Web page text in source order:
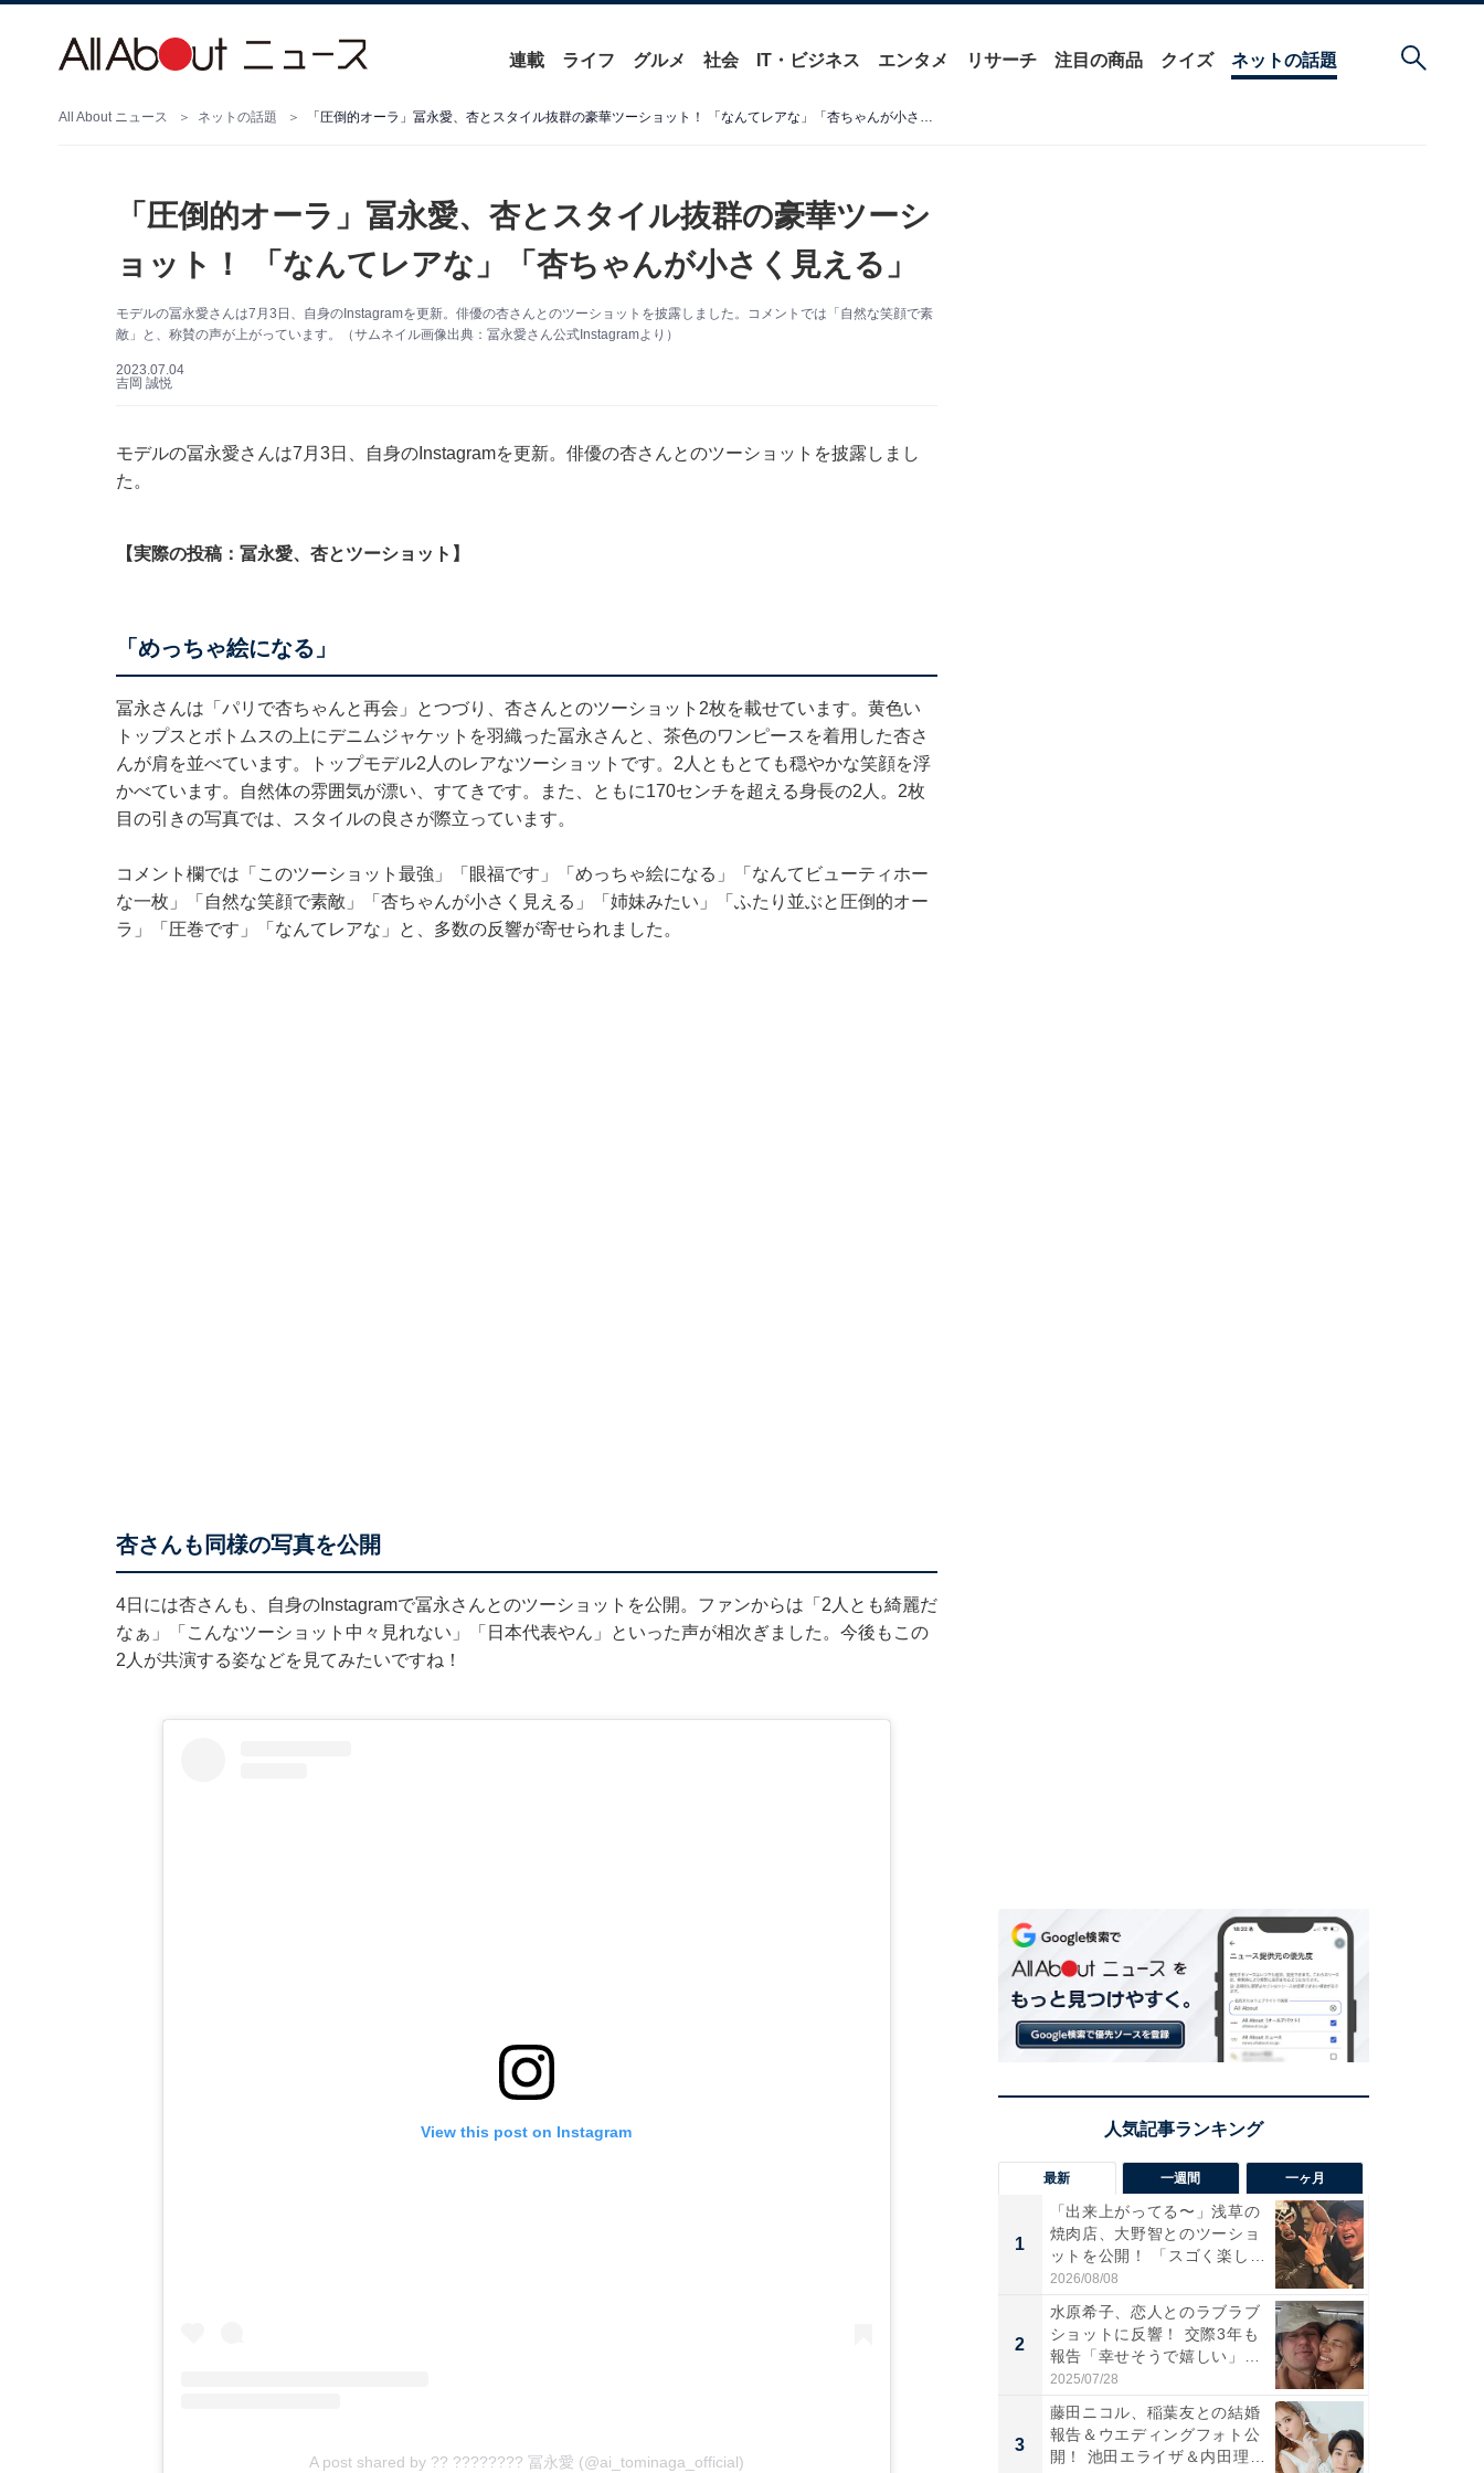
連載 ライフ グルメ 社会 IT・ビジネス エンタメ リサーチ 注目の商品 クイズ ネットの話題
All About ニュース ネットの話題 「圧倒的オーラ」冨永愛、杏とスタイル抜群の豪華ツーショット！ 「なんてレアな」「杏ちゃんが小さく見える」
「圧倒的オーラ」冨永愛、杏とスタイル抜群の豪華ツーシ
ョット！ 「なんてレアな」「杏ちゃんが小さく見える」
モデルの冨永愛さんは7月3日、自身のInstagramを更新。俳優の杏さんとのツーショットを披露しました。コメントでは「自然な笑顔で素
敵」と、称賛の声が上がっています。（サムネイル画像出典：冨永愛さん公式Instagramより）
2023.07.04
吉岡 誠悦
モデルの冨永愛さんは7月3日、自身のInstagramを更新。俳優の杏さんとのツーショットを披露しまし
た。
【実際の投稿：冨永愛、杏とツーショット】
「めっちゃ絵になる」
冨永さんは「パリで杏ちゃんと再会」とつづり、杏さんとのツーショット2枚を載せています。黄色い
トップスとボトムスの上にデニムジャケットを羽織った冨永さんと、茶色のワンピースを着用した杏さ
んが肩を並べています。トップモデル2人のレアなツーショットです。2人ともとても穏やかな笑顔を浮
かべています。自然体の雰囲気が漂い、すてきです。また、ともに170センチを超える身長の2人。2枚
目の引きの写真では、スタイルの良さが際立っています。
コメント欄では「このツーショット最強」「眼福です」「めっちゃ絵になる」「なんてビューティホー
な一枚」「自然な笑顔で素敵」「杏ちゃんが小さく見える」「姉妹みたい」「ふたり並ぶと圧倒的オー
ラ」「圧巻です」「なんてレアな」と、多数の反響が寄せられました。
杏さんも同様の写真を公開
4日には杏さんも、自身のInstagramで冨永さんとのツーショットを公開。ファンからは「2人とも綺麗だ
なぁ」「こんなツーショット中々見れない」「日本代表やん」といった声が相次ぎました。今後もこの
2人が共演する姿などを見てみたいですね！
View this post on Instagram
A post shared by ?? ???????? 冨永愛 (@ai_tominaga_official)
最新 一週間 一ヶ月
1
「出来上がってる〜」浅草の
焼肉店、大野智とのツーショ
ットを公開！ 「スゴく楽し
そ...
2026/08/08
2
水原希子、恋人とのラブラブ
ショットに反響！ 交際3年も
報告「幸せそうで嬉しい」
「...
2025/07/28
3
藤田ニコル、稲葉友との結婚
報告＆ウエディングフォト公
開！ 池田エライザ＆内田理